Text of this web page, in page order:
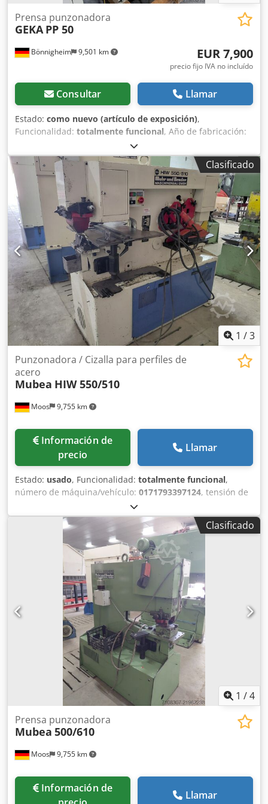
Bönnigheim 9,501 km
Prensa punzonadora
GEKA PP 50
EUR 7,900
precio fijo IVA no incluído
Consultar Llamar
Estado: como nuevo (artículo de exposición),
Funcionalidad: totalmente funcional, Año de fabricación:
, Fuerza de perforación 500 kN Máx. Capacidad de
punzonado Ã˜ 27 en 13 mm profundidad de garganta 130
mm Potencia del motor 3,0 kW Velocidad de carrera con
carrera de 20 mm 25/min Carrera mÃ¡xima 30 mm Peso
295 kg Dodpoy T N Uqefx Abuekr
Clasificado
1 /3
Moos 9,755 km
Punzonadora / Cizalla para perfiles de
acero
Mubea HIW 550/510
Información de
precio
Llamar
Estado: usado, Funcionalidad: totalmente funcional,
número de máquina/vehículo: 0171793397124, tensión de
, frecuencia de entrada:
Bender HIW 550/510 de segunda mano Dksdpfey Tivuex
Abusr Precio a negociar
Clasificado
1 /4
Moos 9,755 km
Prensa punzonadora
Mubea 500/610
Información de
Llamar